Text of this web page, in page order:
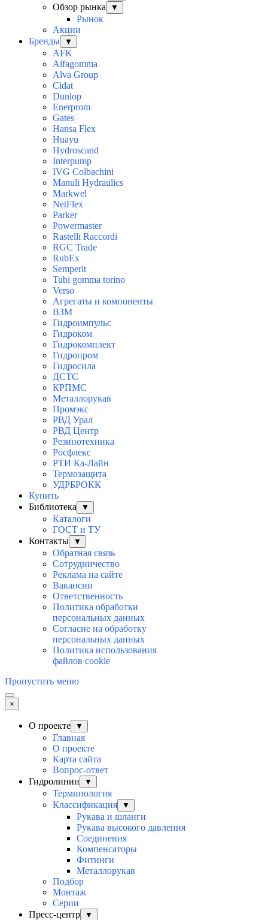
Обзор рынка ▼
Рынок
Акции
Бренды
▼
AFK
Alfagomma
Alva Group
Cidat
Dunlop
Enerprom
Gates
Hansa Flex
Huayu
Hydroscand
Interpump
IVG Colbachini
Manuli Hydraulics
Markwel
NetFlex
Parker
Powermaster
Rastelli Raccordi
RGC Trade
RubEx
Semperit
Tubi gomma torino
Verso
Агрегаты и компоненты
ВЗМ
Гидроимпульс
Гидроком
Гидрокомплект
Гидропром
Гидросила
ДСТС
КРПМС
Металлорукав
Промэкс
РВД Урал
РВД Центр
Резинотехника
Росфлекс
РТИ Ка-Лайн
Термозащита
УДРБРОКК
Купить
Библиотека
▼
Каталоги
ГОСТ и ТУ
Контакты
▼
Обратная связь
Сотрудничество
Реклама на сайте
Вакансии
Ответственность
Политика обработки
персональных данных
Согласие на обработку
персональных данныx
Политика использования
файлов cookie
Пропустить меню
×
О проекте ▼
Главная
О проекте
Карта сайта
Вопрос-ответ
Гидролинии
▼
Терминология
Классификация
▼
Рукава и шланги
Рукава высокого давления
Соединения
Компенсаторы
Фитинги
Металлорукав
Подбор
Монтаж
Серии
Пресс-центр
▼